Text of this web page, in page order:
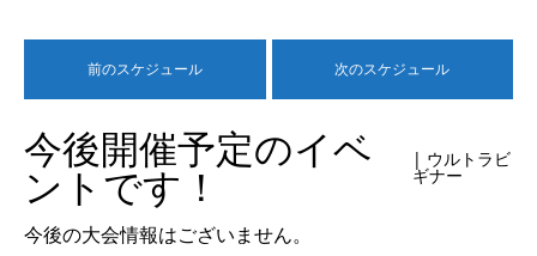
前のスケジュール 次のスケジュール
今後開催予定のイベ
ントです！
| ウルトラビ
ギナー
今後の大会情報はございません。